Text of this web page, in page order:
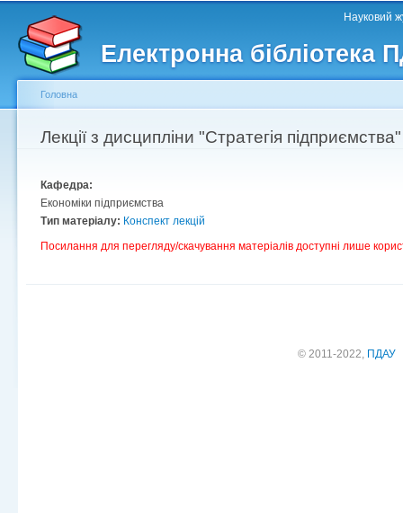
Електронна бібліотека
Головне меню Науковий
Другорядне меню
Ви є тут
Головна
Лекції з дисципліни "Стратегія підприємства"
Кафедра:
Економіки підприємства
Тип матеріалу: Конспект лекцій
Посилання для перегляду/скачування матеріалів доступні лише
© 2011-2022, ПДАУ